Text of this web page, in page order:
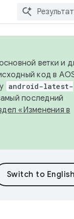
ветки и
код в
android-latest-
последний
«Изменения в